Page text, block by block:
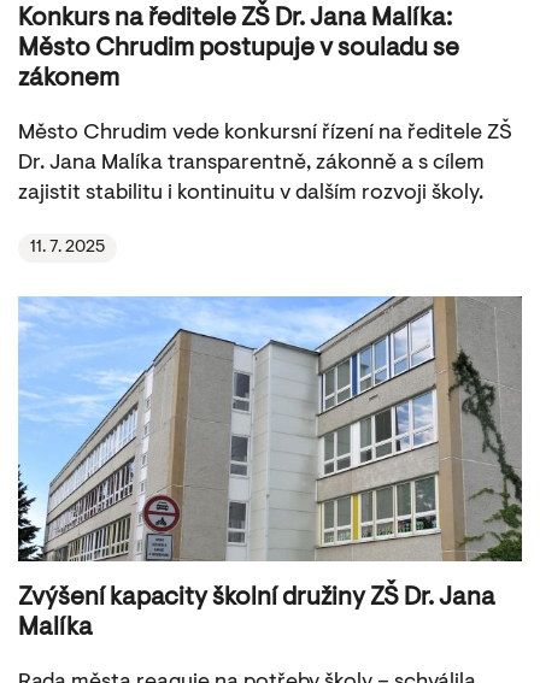
Konkurs na ředitele ZŠ Dr. Jana Malíka:
Město Chrudim postupuje v souladu se
zákonem
Město Chrudim vede konkursní řízení na ředitele ZŠ
Dr. Jana Malíka transparentně, zákonně a s cílem
zajistit stabilitu i kontinuitu v dalším rozvoji školy.
11. 7. 2025
Zvýšení kapacity školní družiny ZŠ Dr. Jana
Malíka